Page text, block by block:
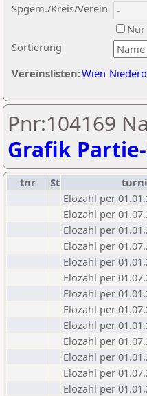
Sortierung
Spgem./Kreis/Verein
Nur
Vereinslisten:Wien
Pnr:104169
Grafik
tnr St
Elozahl per
Elozahl per
Elozahl per
Elozahl per
Elozahl per
Elozahl per
Elozahl per
Elozahl per
Elozahl per
Elozahl per
Elozahl per
Elozahl per
Elozahl per